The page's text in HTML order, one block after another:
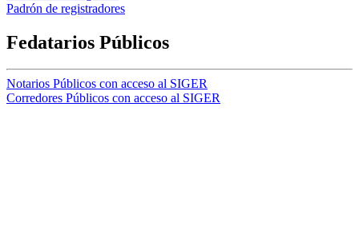
Padrón de registradores
Fedatarios Públicos
Notarios Públicos con acceso al SIGER
Corredores Públicos con acceso al SIGER